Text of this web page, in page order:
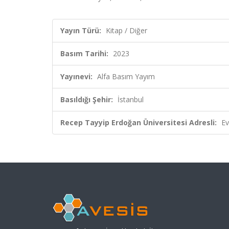
Yayın Türü: Kitap / Diğer
Basım Tarihi: 2023
Yayınevi: Alfa Basım Yayım
Basıldığı Şehir: İstanbul
Recep Tayyip Erdoğan Üniversitesi Adresli: